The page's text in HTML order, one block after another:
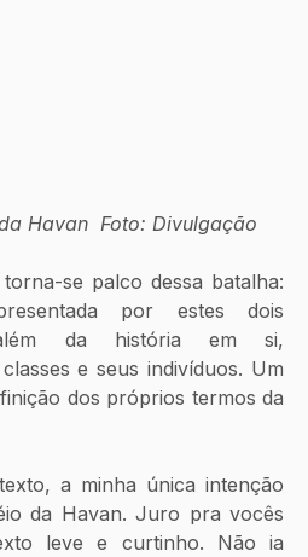
Havan  Foto: Divulgação
se palco dessa batalha:
por estes dois
da história em si,
e seus indivíduos. Um
dos próprios termos da
a minha única intenção
da Havan. Juro pra vocês
leve e curtinho. Não ia